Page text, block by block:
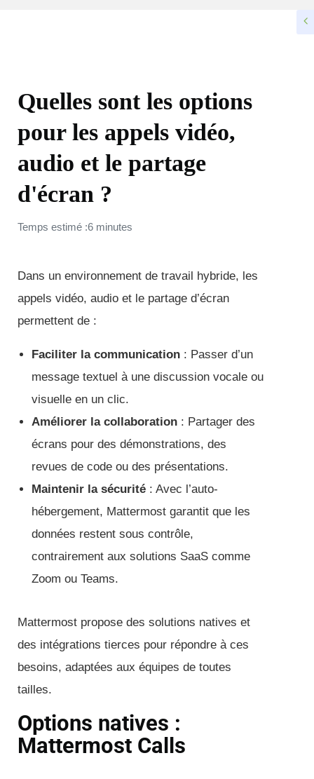
Quelles sont les options
pour les appels vidéo,
audio et le partage
d'écran ?
Temps estimé :6 minutes
Dans un environnement de travail hybride, les
appels vidéo, audio et le partage d’écran
permettent de :
Faciliter la communication : Passer d’un
message textuel à une discussion vocale ou
visuelle en un clic.
Améliorer la collaboration : Partager des
écrans pour des démonstrations, des
revues de code ou des présentations.
Maintenir la sécurité : Avec l’auto-
hébergement, Mattermost garantit que les
données restent sous contrôle,
contrairement aux solutions SaaS comme
Zoom ou Teams.
Mattermost propose des solutions natives et
des intégrations tierces pour répondre à ces
besoins, adaptées aux équipes de toutes
tailles.
Options natives :
Mattermost Calls